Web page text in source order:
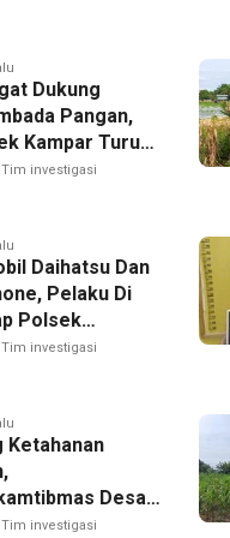
Dukung
Pangan,
Kampar Turun
Panen Jagung
Tim investigasi
Daihatsu Dan
Pelaku Di
Polsek
Raja
Tim investigasi
Ketahanan
Desa
Pantau
Tim investigasi